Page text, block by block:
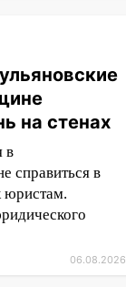
жену
авария
на стенах
в
справиться в
юристам.
06.08.2026